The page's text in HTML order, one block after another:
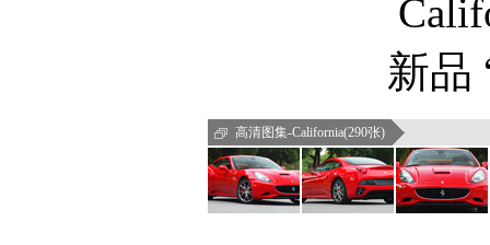
高清图集-California(290张)